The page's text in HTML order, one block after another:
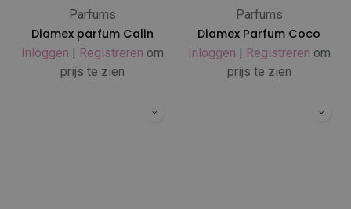
Parfums
Diamex parfum Calin
Inloggen | Registreren om
prijs te zien
Parfums
Diamex Parfum Coco
Inloggen | Registreren om
prijs te zien